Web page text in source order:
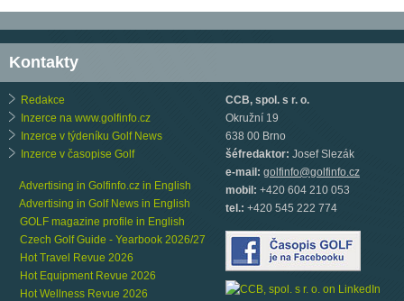
Kontakty
Redakce
Inzerce na www.golfinfo.cz
Inzerce v týdeníku Golf News
Inzerce v časopise Golf
Advertising in Golfinfo.cz in English
Advertising in Golf News in English
GOLF magazine profile in English
Czech Golf Guide - Yearbook 2026/27
Hot Travel Revue 2026
Hot Equipment Revue 2026
Hot Wellness Revue 2026
CCB, spol. s r. o.
Okružní 19
638 00 Brno
šéfredaktor: Josef Slezák
e-mail: golfinfo@golfinfo.cz
mobil: +420 604 210 053
tel.: +420 545 222 774